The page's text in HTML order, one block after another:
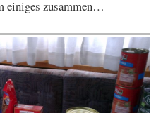
einiges zusammen…